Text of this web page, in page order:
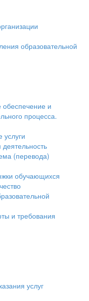
образовательной
обеспечение и
процесса.
(перевода)
обучающихся
и требования
услуг